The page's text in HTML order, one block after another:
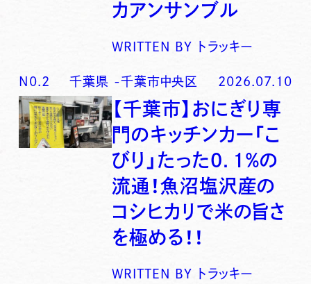
カアンサンブル
WRITTEN BY トラッキー
N0. 2 千葉県 -千葉市中央区 2026.07.10
【千葉市】おにぎり専
門のキッチンカー「こ
びり」たった0．1％の
流通！魚沼塩沢産の
コシヒカリで米の旨さ
を極める！！
WRITTEN BY トラッキー